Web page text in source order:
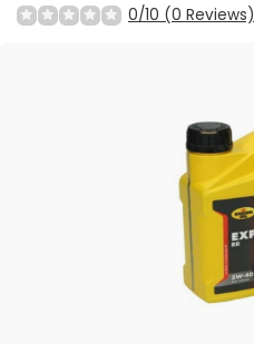
0/10 (0 Reviews)